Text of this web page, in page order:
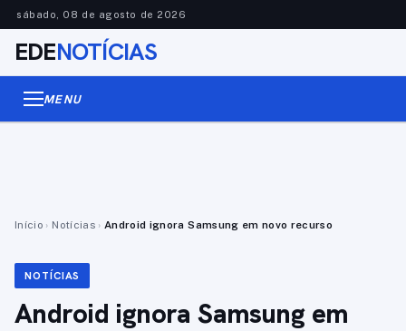
sábado, 08 de agosto de 2026
EDENOTÍCIAS
MENU
Início › Notícias › Android ignora Samsung em novo recurso
NOTÍCIAS
Android ignora Samsung em